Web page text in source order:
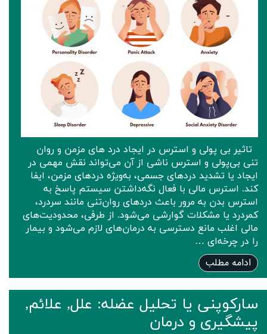
تاثیر بی پولی و استرس در ایجاد درد های مزمن و روان
تنی بی‌پولی و استرس ناشی از آن می‌تواند نقش مهمی در
ایجاد یا تشدید دردهای جسمی، به‌ویژه دردهای مزمن، ایفا
کند. استرس مالی با فعال نگه‌داشتن سیستم پاسخ به
استرس بدن به مرور باعث دردهای روان‌تنی مانند سردرد،
کمردرد یا مشکلات گوارشی می‌شود. از طرفی، محدودیت‌های
مالی اغلب مانع دسترسی به درمان‌های لازم می‌شود و بیمار
را در چرخه‌ای …
ادامه مطلب
سارکوپنی یا تحلیل عضله: علل, علائم,
پیشگیری و درمان